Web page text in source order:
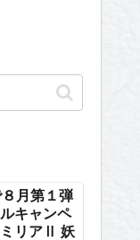
月第１弾
キャンペ
リアⅡ 妖